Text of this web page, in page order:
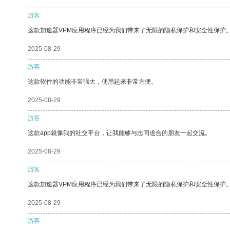
游客
这款加速器VPM应用程序已经为我们带来了无限的隐私保护和安全性保护
2025-08-29
游客
这款软件的功能非常强大，使用起来非常方便。
2025-08-29
游客
这款app就像我的社交平台，让我能够与志同道合的朋友一起交流。
2025-08-29
游客
这款加速器VPM应用程序已经为我们带来了无限的隐私保护和安全性保护
2025-08-29
游客